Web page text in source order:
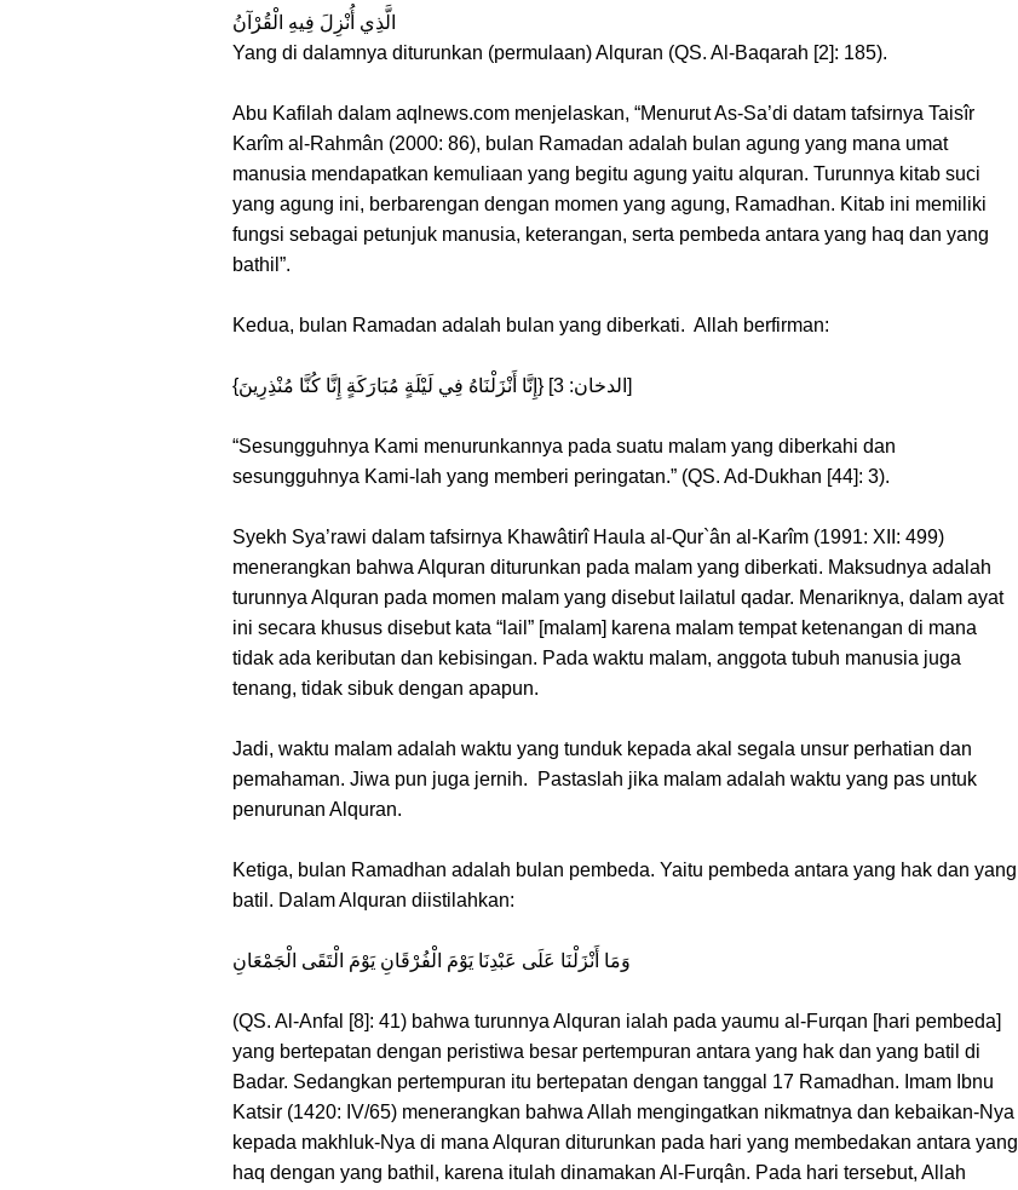
الَّذِي أُنْزِلَ فِيهِ الْقُرْآنُ
Yang di dalamnya diturunkan (permulaan) Alquran (QS. Al-Baqarah [2]: 185).
Abu Kafilah dalam aqlnews.com menjelaskan, “Menurut As-Sa’di datam tafsirnya Taisîr
Karîm al-Rahmân (2000: 86), bulan Ramadan adalah bulan agung yang mana umat
manusia mendapatkan kemuliaan yang begitu agung yaitu alquran. Turunnya kitab suci
yang agung ini, berbarengan dengan momen yang agung, Ramadhan. Kitab ini memiliki
fungsi sebagai petunjuk manusia, keterangan, serta pembeda antara yang haq dan yang
bathil”.
Kedua, bulan Ramadan adalah bulan yang diberkati. Allah berfirman:
{إِنَّا أَنْزَلْنَاهُ فِي لَيْلَةٍ مُبَارَكَةٍ إِنَّا كُنَّا مُنْذِرِينَ} [الدخان: 3]
“Sesungguhnya Kami menurunkannya pada suatu malam yang diberkahi dan
sesungguhnya Kami-lah yang memberi peringatan.” (QS. Ad-Dukhan [44]: 3).
Syekh Sya’rawi dalam tafsirnya Khawâtirî Haula al-Qur`ân al-Karîm (1991: XII: 499)
menerangkan bahwa Alquran diturunkan pada malam yang diberkati. Maksudnya adalah
turunnya Alquran pada momen malam yang disebut lailatul qadar. Menariknya, dalam ayat
ini secara khusus disebut kata “lail” [malam] karena malam tempat ketenangan di mana
tidak ada keributan dan kebisingan. Pada waktu malam, anggota tubuh manusia juga
tenang, tidak sibuk dengan apapun.
Jadi, waktu malam adalah waktu yang tunduk kepada akal segala unsur perhatian dan
pemahaman. Jiwa pun juga jernih. Pastaslah jika malam adalah waktu yang pas untuk
penurunan Alquran.
Ketiga, bulan Ramadhan adalah bulan pembeda. Yaitu pembeda antara yang hak dan yang
batil. Dalam Alquran diistilahkan:
وَمَا أَنْزَلْنَا عَلَى عَبْدِنَا يَوْمَ الْفُرْقَانِ يَوْمَ الْتَقَى الْجَمْعَانِ
(QS. Al-Anfal [8]: 41) bahwa turunnya Alquran ialah pada yaumu al-Furqan [hari pembeda]
yang bertepatan dengan peristiwa besar pertempuran antara yang hak dan yang batil di
Badar. Sedangkan pertempuran itu bertepatan dengan tanggal 17 Ramadhan. Imam Ibnu
Katsir (1420: IV/65) menerangkan bahwa Allah mengingatkan nikmatnya dan kebaikan-Nya
kepada makhluk-Nya di mana Alquran diturunkan pada hari yang membedakan antara yang
haq dengan yang bathil, karena itulah dinamakan Al-Furqân. Pada hari tersebut, Allah